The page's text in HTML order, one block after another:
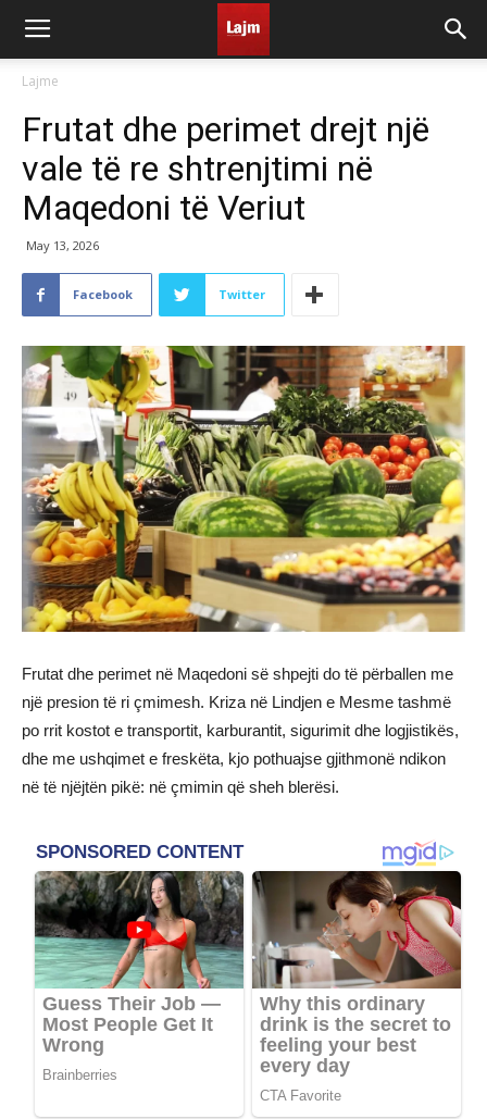
Lajme
Frutat dhe perimet drejt një
vale të re shtrenjtimi në
Maqedoni të Veriut
May 13, 2026
Facebook Twitter
Frutat dhe perimet në Maqedoni së shpejti do të përballen me
një presion të ri çmimesh. Kriza në Lindjen e Mesme tashmë
po rrit kostot e transportit, karburantit, sigurimit dhe logjistikës,
dhe me ushqimet e freskëta, kjo pothuajse gjithmonë ndikon
në të njëjtën pikë: në çmimin që sheh blerësi.